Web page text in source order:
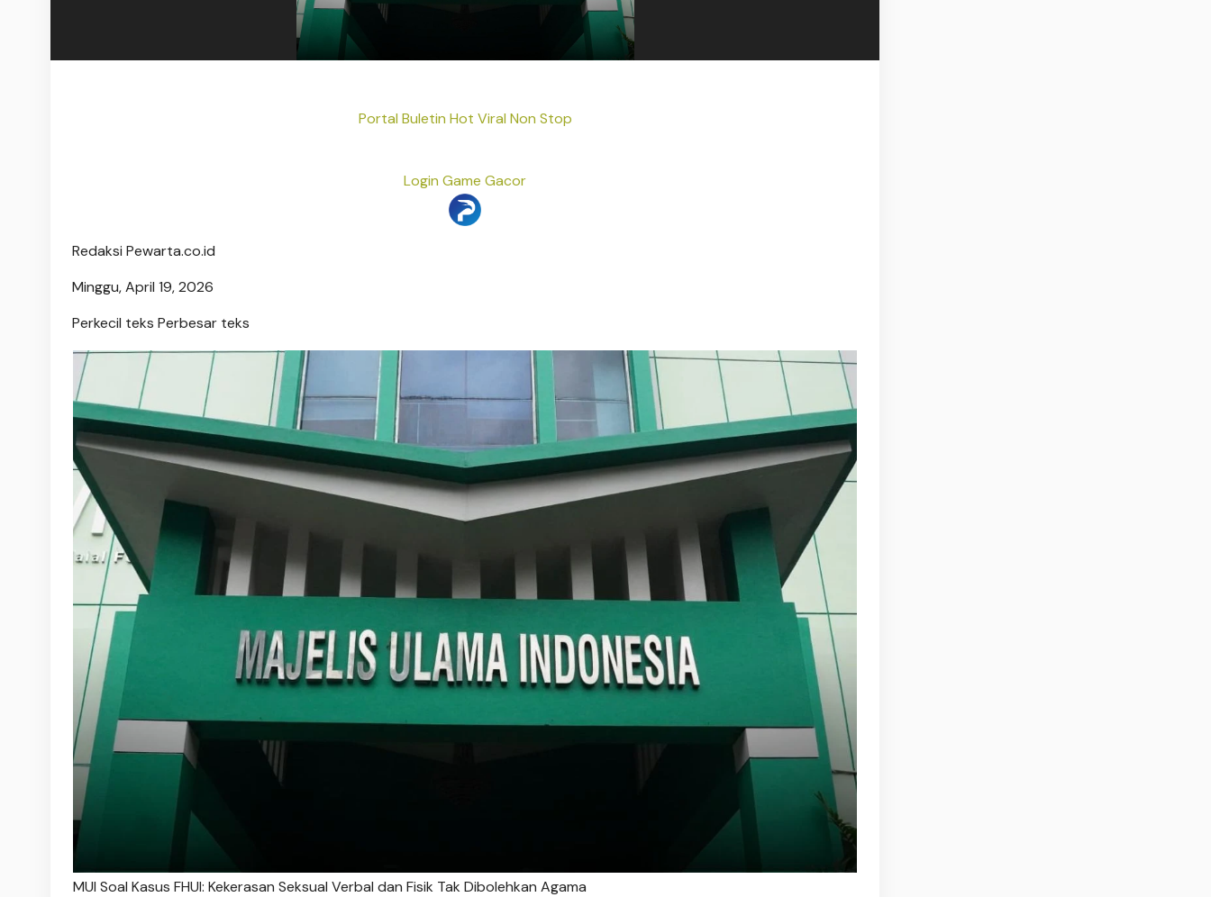
Portal Buletin Hot Viral Non Stop
Login Game Gacor
Redaksi Pewarta.co.id
Minggu, April 19, 2026
Perkecil teks Perbesar teks
MUI Soal Kasus FHUI: Kekerasan Seksual Verbal dan Fisik Tak Dibolehkan Agama